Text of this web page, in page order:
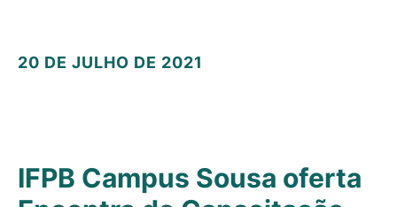
20 DE JULHO DE 2021
IFPB Campus Sousa oferta